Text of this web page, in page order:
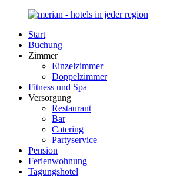
Zurück
Inhalt
Merian-
Hotel.de
Portal
Unterkunft
Deutschland
Start
Buchung
Zimmer
Einzelzimmer
Doppelzimmer
Fitness und Spa
Versorgung
Restaurant
Bar
Catering
Partyservice
Pension
Ferienwohnung
Tagungshotel